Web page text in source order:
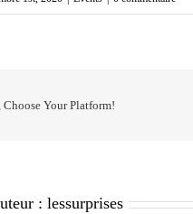
Choose Your Platform!
: lessurprises